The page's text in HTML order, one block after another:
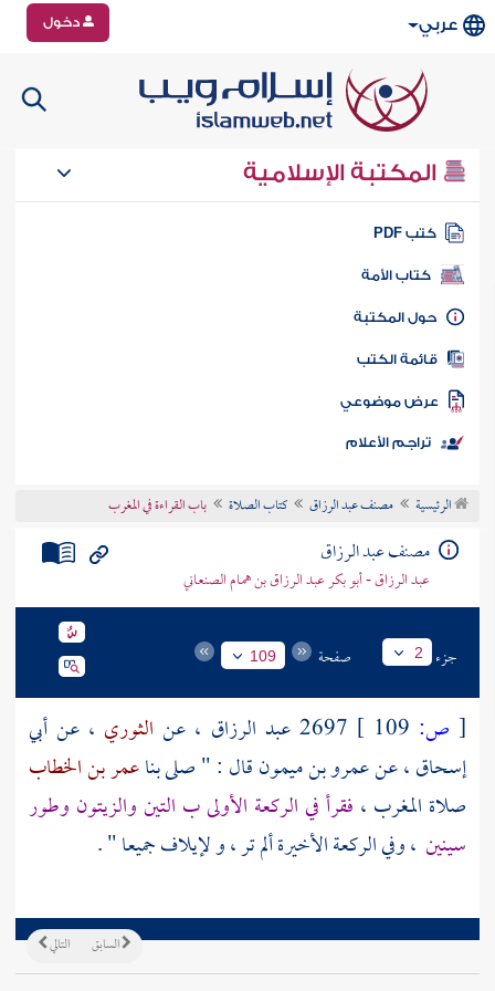
عربي دخول
المكتبة الإسلامية
كتب PDF
كتاب الأمة
المكتبة
الكتب
موضوعي
تراجم الأعلام
الرئيسية مصنف عبد الرزاق كتاب الصلاة باب القراءة في المغرب
مصنف عبد الرزاق
عبد الرزاق - أبو بكر عبد الرزاق بن همام الصنعاني
جزء 2 صفحة 109
[ ص: 2697 عبد الرزاق ، عن الثوري ، عن أبي
إسحاق، عنعمرو بن ميمونقال : " صلى بناعمر بن الخطاب
صلاة المغرب ، فقرأ في الركعة الأولى ب التين والزيتون وطور
سينين ، وفي الركعة الأخيرة ألم تر ، و لإيلاف جميعا " .
التالي السابق